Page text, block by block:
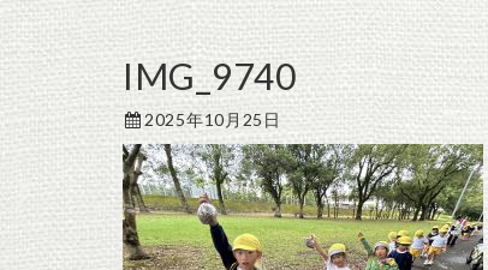
IMG_9740
2025年10月25日